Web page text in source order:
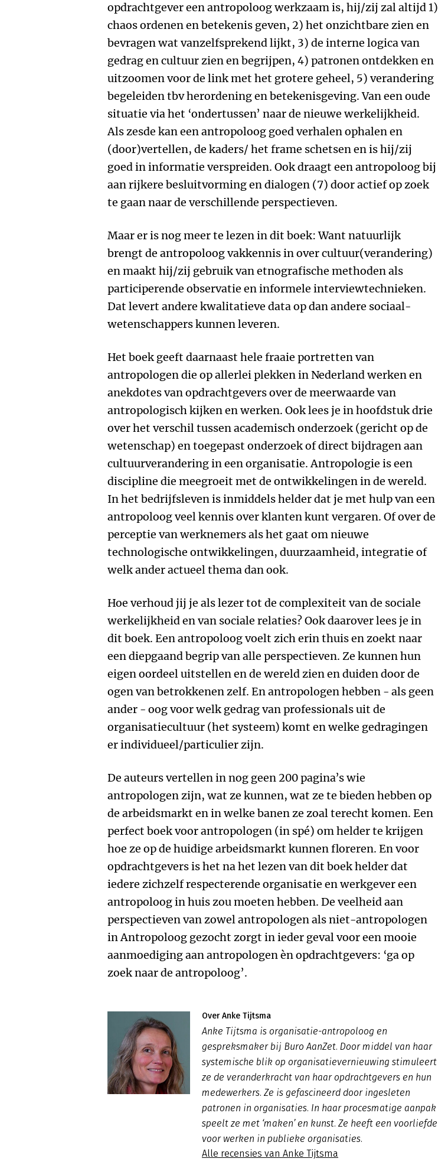
opdrachtgever een antropoloog werkzaam is, hij/zij zal altijd 1)
chaos ordenen en betekenis geven, 2) het onzichtbare zien en
bevragen wat vanzelfsprekend lijkt, 3) de interne logica van
gedrag en cultuur zien en begrijpen, 4) patronen ontdekken en
uitzoomen voor de link met het grotere geheel, 5) verandering
begeleiden tbv herordening en betekenisgeving. Van een oude
situatie via het ‘ondertussen’ naar de nieuwe werkelijkheid.
Als zesde kan een antropoloog goed verhalen ophalen en
(door)vertellen, de kaders/ het frame schetsen en is hij/zij
goed in informatie verspreiden. Ook draagt een antropoloog bij
aan rijkere besluitvorming en dialogen (7) door actief op zoek
te gaan naar de verschillende perspectieven.
Maar er is nog meer te lezen in dit boek: Want natuurlijk
brengt de antropoloog vakkennis in over cultuur(verandering)
en maakt hij/zij gebruik van etnografische methoden als
participerende observatie en informele interviewtechnieken.
Dat levert andere kwalitatieve data op dan andere sociaal-
wetenschappers kunnen leveren.
Het boek geeft daarnaast hele fraaie portretten van
antropologen die op allerlei plekken in Nederland werken en
anekdotes van opdrachtgevers over de meerwaarde van
antropologisch kijken en werken. Ook lees je in hoofdstuk drie
over het verschil tussen academisch onderzoek (gericht op de
wetenschap) en toegepast onderzoek of direct bijdragen aan
cultuurverandering in een organisatie. Antropologie is een
discipline die meegroeit met de ontwikkelingen in de wereld.
In het bedrijfsleven is inmiddels helder dat je met hulp van een
antropoloog veel kennis over klanten kunt vergaren. Of over de
perceptie van werknemers als het gaat om nieuwe
technologische ontwikkelingen, duurzaamheid, integratie of
welk ander actueel thema dan ook.
Hoe verhoud jij je als lezer tot de complexiteit van de sociale
werkelijkheid en van sociale relaties? Ook daarover lees je in
dit boek. Een antropoloog voelt zich erin thuis en zoekt naar
een diepgaand begrip van alle perspectieven. Ze kunnen hun
eigen oordeel uitstellen en de wereld zien en duiden door de
ogen van betrokkenen zelf. En antropologen hebben - als geen
ander - oog voor welk gedrag van professionals uit de
organisatiecultuur (het systeem) komt en welke gedragingen
er individueel/particulier zijn.
De auteurs vertellen in nog geen 200 pagina’s wie
antropologen zijn, wat ze kunnen, wat ze te bieden hebben op
de arbeidsmarkt en in welke banen ze zoal terecht komen. Een
perfect boek voor antropologen (in spé) om helder te krijgen
hoe ze op de huidige arbeidsmarkt kunnen floreren. En voor
opdrachtgevers is het na het lezen van dit boek helder dat
iedere zichzelf respecterende organisatie en werkgever een
antropoloog in huis zou moeten hebben. De veelheid aan
perspectieven van zowel antropologen als niet-antropologen
in Antropoloog gezocht zorgt in ieder geval voor een mooie
aanmoediging aan antropologen èn opdrachtgevers: ‘ga op
zoek naar de antropoloog’.
Over Anke Tijtsma
Anke Tijtsma is organisatie-antropoloog en
gespreksmaker bij Buro AanZet. Door middel van haar
systemische blik op organisatievernieuwing stimuleert
ze de veranderkracht van haar opdrachtgevers en hun
medewerkers. Ze is gefascineerd door ingesleten
patronen in organisaties. In haar procesmatige aanpak
speelt ze met ‘maken’ en kunst. Ze heeft een voorliefde
voor werken in publieke organisaties.
Alle recensies van Anke Tijtsma